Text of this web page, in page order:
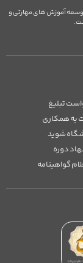
آموزش های مهارتی و
تبلیغ
به همکاری
شوید
دوره
گواهینامه